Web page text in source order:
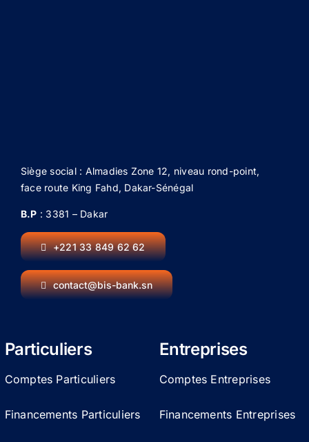
Siège social : Almadies Zone 12, niveau rond-point,
face route King Fahd, Dakar-Sénégal
B.P : 3381 – Dakar
+221 33 849 62 62
contact@bis-bank.sn
Particuliers
Comptes Particuliers
Financements Particuliers
Entreprises
Comptes Entreprises
Financements Entreprises